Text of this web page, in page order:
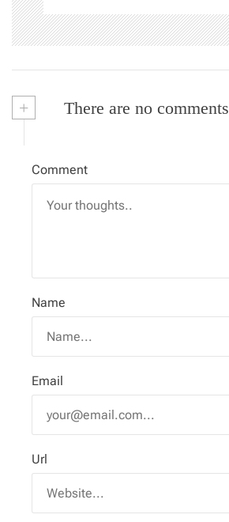
+ There are no comments
Comment
Name
Email
Url